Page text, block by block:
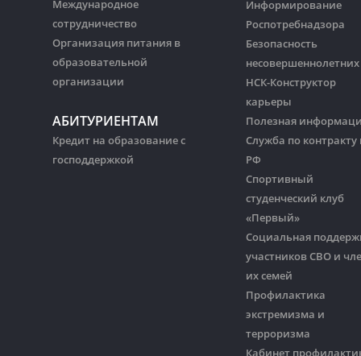
Международное
сотрудничество
Организация питания в
образовательной
организации
АБИТУРИЕНТАМ
Кредит на образование с
господдержкой
Информирование
Роспотребнадзора
Безопасность
несовершеннолетних
НСК-Конструктор
карьеры
Полезная
Служба по контракту
РФ
Спортивный
студенческий клуб
«Первый»
Социальная
участников СВО и
их семей
Профилактика
экстремизма и
терроризма